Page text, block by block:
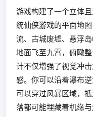
游戏构建了一个立体
统仙侠游戏的平面地
流、古城废墟、悬浮
地面飞至九霄，俯瞰
计不仅增强了视觉冲
感。你可以沿着瀑布
可以穿过风暴区域，
落都可能埋藏着机缘与